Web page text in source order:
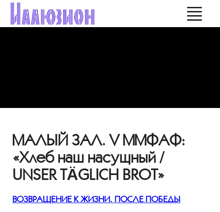
МАЛЫЙ ЗАЛ. V ММФАФ:
«Хлеб наш насущный /
UNSER TÄGLICH BROT»
ВОЗВРАЩЕНИЕ К ЖИЗНИ. ПОСЛЕ ПОБЕДЫ